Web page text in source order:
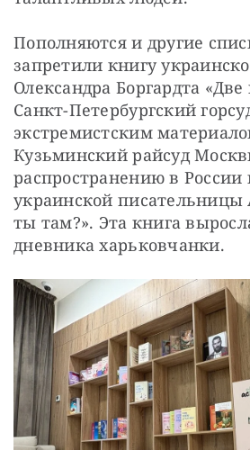
Пополняются и другие
запретили книгу
Олександра Боргардта
Санкт-Петербургский
экстремистским
Кузьминский райсуд
распространению в России
украинской
ты там?». Эта книга
дневника харьковчанки.